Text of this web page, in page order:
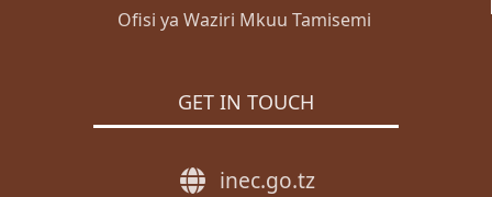
Ofisi ya Waziri Mkuu Tamisemi
GET IN TOUCH
inec.go.tz